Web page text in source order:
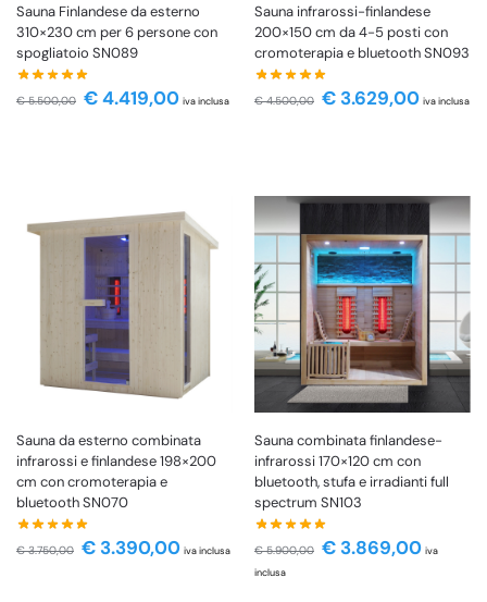
Sauna Finlandese da esterno
310×230 cm per 6 persone con
spogliatoio SN089
€5.500,00 €4.419,00 iva inclusa
Sauna infrarossi-finlandese
200×150 cm da 4-5 posti con
cromoterapia e bluetooth SN093
€4.500,00 € 3.629,00 iva inclusa
Sauna da esterno combinata
infrarossi e finlandese 198×200
cm con cromoterapia e
bluetooth SN070
€3.750,00 € 3.390,00 iva inclusa
Sauna combinata finlandese-
infrarossi 170×120 cm con
bluetooth, stufa e irradianti full
spectrum SN103
€5.900,00 € 3.869,00 iva
inclusa